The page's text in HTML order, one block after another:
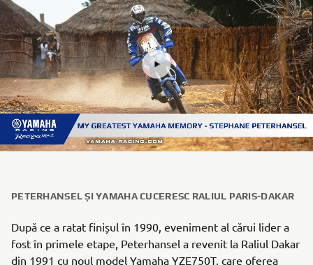
PETERHANSEL ȘI YAMAHA CUCERESC RALIUL PARIS-DAKAR
După ce a ratat finișul în 1990, eveniment al cărui lider a
fost în primele etape, Peterhansel a revenit la Raliul Dakar
din 1991 cu noul model Yamaha YZE750T, care oferea